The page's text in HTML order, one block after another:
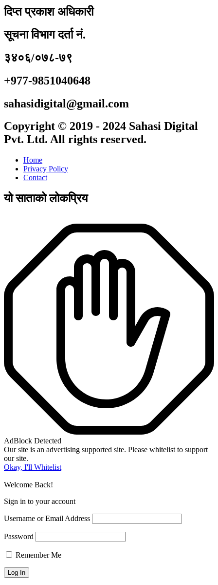
दिप्त प्रकाश अधिकारी
सूचना विभाग दर्ता नं.
३४०६/०७८-७९
+977-9851040648
sahasidigital@gmail.com
Copyright © 2019 - 2024 Sahasi Digital
Pvt. Ltd. All rights reserved.
Home
Privacy Policy
Contact
यो साताको लोकप्रिय
AdBlock Detected
Our site is an advertising supported site. Please whitelist to support
our site.
Okay, I'll Whitelist
Welcome Back!
Sign in to your account
Username or Email Address
Password
Remember Me